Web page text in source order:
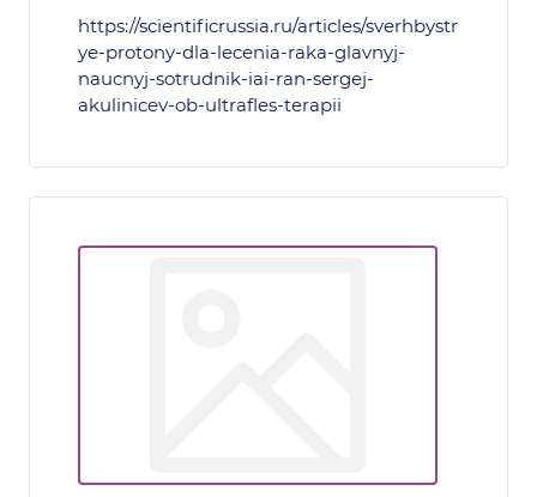
https://scientificrussia.ru/articles/sverhbystr
ye-protony-dla-lecenia-raka-glavnyj-
naucnyj-sotrudnik-iai-ran-sergej-
akulinicev-ob-ultrafles-terapii